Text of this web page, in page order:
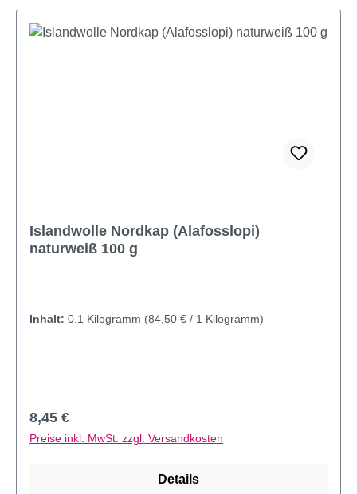
Islandwolle Nordkap (Alafosslopi)
naturweiß 100 g
Inhalt: 0.1 Kilogramm (84,50 € / 1 Kilogramm)
Regulärer Preis:
8,45 €
Preise inkl. MwSt. zzgl. Versandkosten
Details